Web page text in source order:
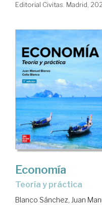
Editorial Civitas. Madrid,
Economía
Teoría y práctica
Blanco Sánchez, Juan